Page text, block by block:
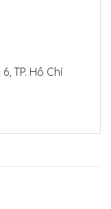
TP. Hồ Chí